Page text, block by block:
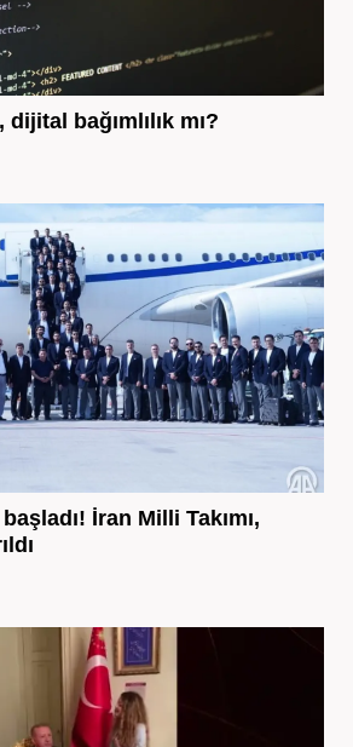
dijital bağımlılık mı?
İran Milli Takımı,